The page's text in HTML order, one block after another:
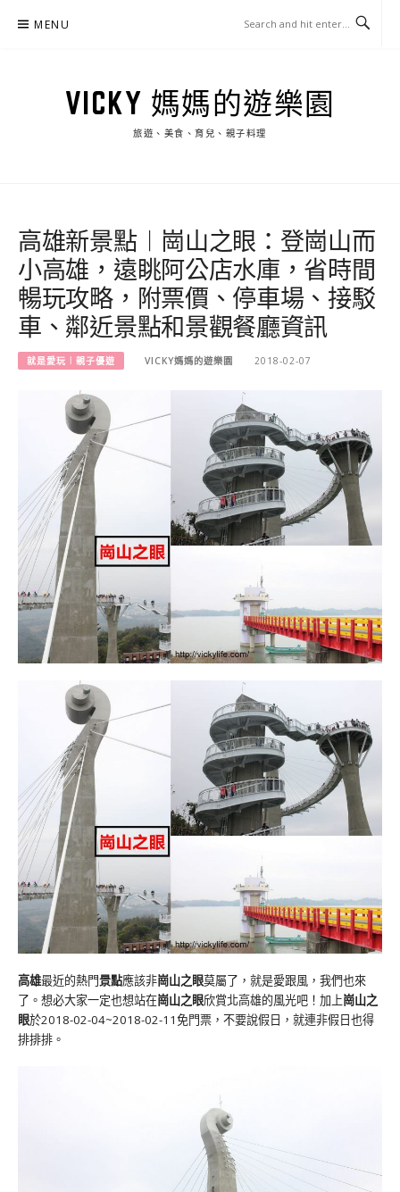
MENU
VICKY 媽媽的遊樂園
旅遊、美食、育兒、親子料理
高雄新景點︱崗山之眼：登崗山而
小高雄，遠眺阿公店水庫，省時間
暢玩攻略，附票價、停車場、接駁
車、鄰近景點和景觀餐廳資訊
就是愛玩︱親子優遊 VICKY媽媽的遊樂園 2018-02-07
高雄最近的熱門景點應該非崗山之眼莫屬了，就是愛跟風，我們也來
了。想必大家一定也想站在崗山之眼欣賞北高雄的風光吧！加上崗山之
眼於2018-02-04~2018-02-11免門票，不要說假日，就連非假日也得
排排排。